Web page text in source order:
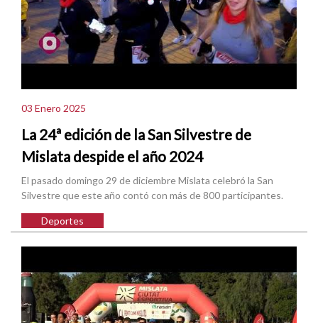
03 Enero 2025
La 24ª edición de la San Silvestre de
Mislata despide el año 2024
El pasado domingo 29 de diciembre Mislata celebró la San
Silvestre que este año contó con más de 800 participantes.
Deportes